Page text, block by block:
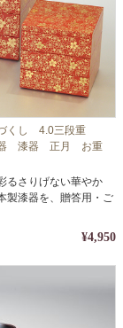
くし 4.0三段重
器 漆器 正月 お重
るさりげない華やか
製漆器を、贈答用・ご
¥4,950